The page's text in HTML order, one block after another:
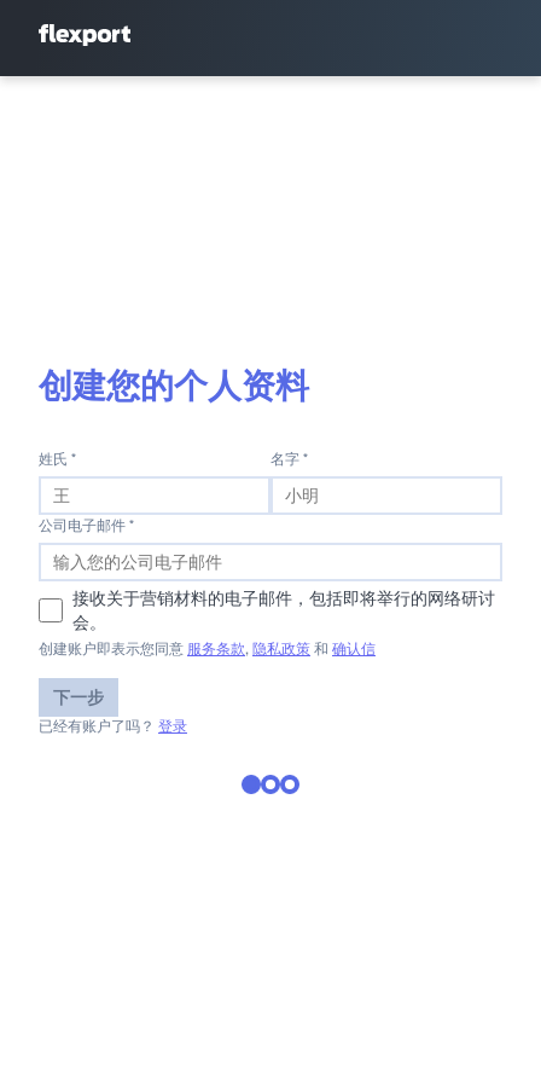
创建您的个人资料
姓氏 * 名字 *
公司电子邮件 *
接收关于营销材料的电子邮件，包括即将举行的网络研讨
会。
创建账户即表示您同意 服务条款, 隐私政策 和 确认信
下一步
已经有账户了吗？ 登录